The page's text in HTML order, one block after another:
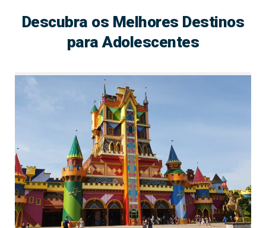
Descubra os Melhores Destinos
para Adolescentes